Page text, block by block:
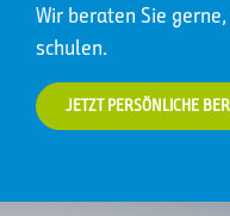
Wir beraten Sie
schulen.
JETZT PERSÖNLICHE